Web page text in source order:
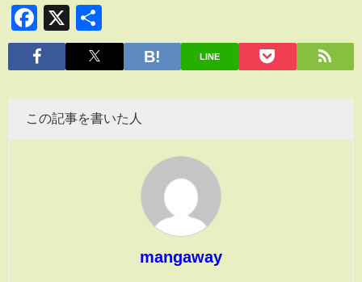
Facebook
X
有
LINE
この記事を書いた人
mangaway